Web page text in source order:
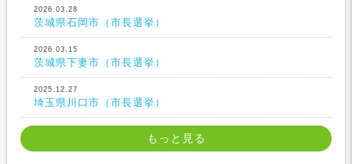
2026.03.28
茨城県石岡市（市長選挙）
2026.03.15
茨城県下妻市（市長選挙）
2025.12.27
埼玉県川口市（市長選挙）
もっと見る